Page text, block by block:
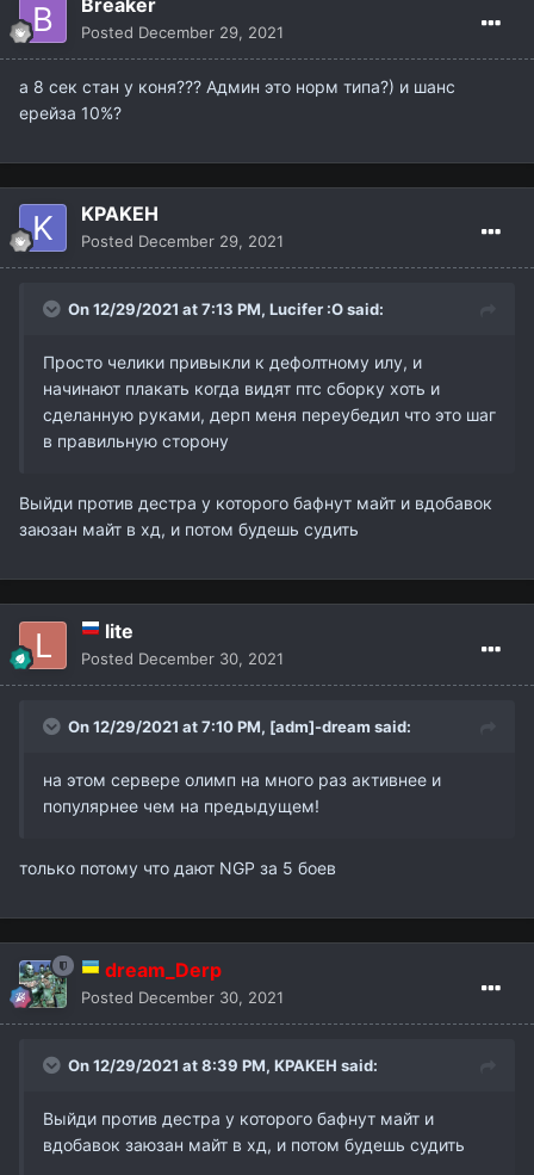
Breaker
Posted December 29, 2021
а 8 сек стан у коня??? Админ это норм типа?) и шанс
ерейза 10%?
KPAKEH
Posted December 29, 2021
On 12/29/2021 at 7:13 PM, Lucifer :Osaid:
Просто челики привыкли к дефолтному илу, и
начинают плакать когда видят птс сборку хоть и
сделанную руками, дерп меня переубедил что это шаг
в правильную сторону
Выйди против дестра у которого бафнут майт и вдобавок
заюзан майт в хд, и потом будешь судить
lite
Posted December 30, 2021
On 12/29/2021 at 7:10 PM, [adm]-dream said:
на этом сервере олимп на много раз активнее и
популярнее чем на предыдущем!
только потому что дают NGP за 5 боев
dream_Derp
Posted December 30, 2021
On 12/29/2021 at 8:39 PM, KPAKEH said:
Выйди против дестра у которого бафнут майт и
вдобавок заюзан майт в хд, и потом будешь судить